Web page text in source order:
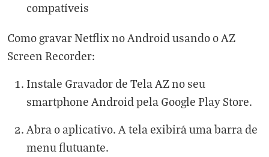
compatíveis
Como gravar Netflix no Android usando o AZ
Screen Recorder:
Instale Gravador de Tela AZ no seu
smartphone Android pela Google Play Store.
Abra o aplicativo. A tela exibirá uma barra de
menu flutuante.